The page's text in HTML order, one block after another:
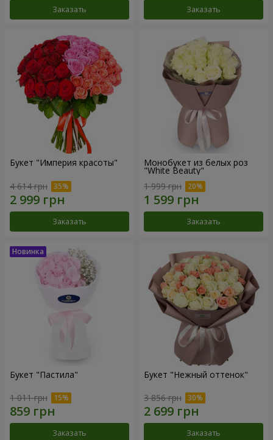
Заказать Заказать
Букет "Империя красоты"
4 614 грн
Заказать
Монобукет из белых роз
"White Beauty"
1 999 грн
Заказать
Букет "Пастила"
1 011 грн
Заказать
Букет "Нежный оттенок"
3 856 грн
Заказать